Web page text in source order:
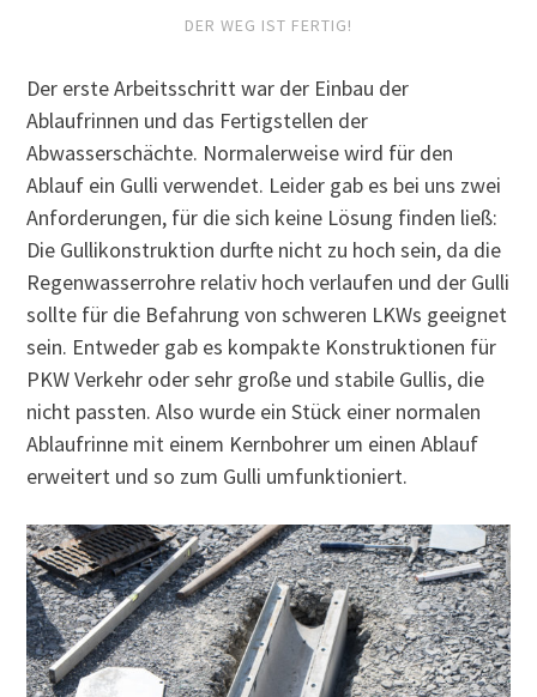
DER WEG IST FERTIG!
Der erste Arbeitsschritt war der Einbau der
Ablaufrinnen und das Fertigstellen der
Abwasserschächte. Normalerweise wird für den
Ablauf ein Gulli verwendet. Leider gab es bei uns zwei
Anforderungen, für die sich keine Lösung finden ließ:
Die Gullikonstruktion durfte nicht zu hoch sein, da die
Regenwasserrohre relativ hoch verlaufen und der Gulli
sollte für die Befahrung von schweren LKWs geeignet
sein. Entweder gab es kompakte Konstruktionen für
PKW Verkehr oder sehr große und stabile Gullis, die
nicht passten. Also wurde ein Stück einer normalen
Ablaufrinne mit einem Kernbohrer um einen Ablauf
erweitert und so zum Gulli umfunktioniert.